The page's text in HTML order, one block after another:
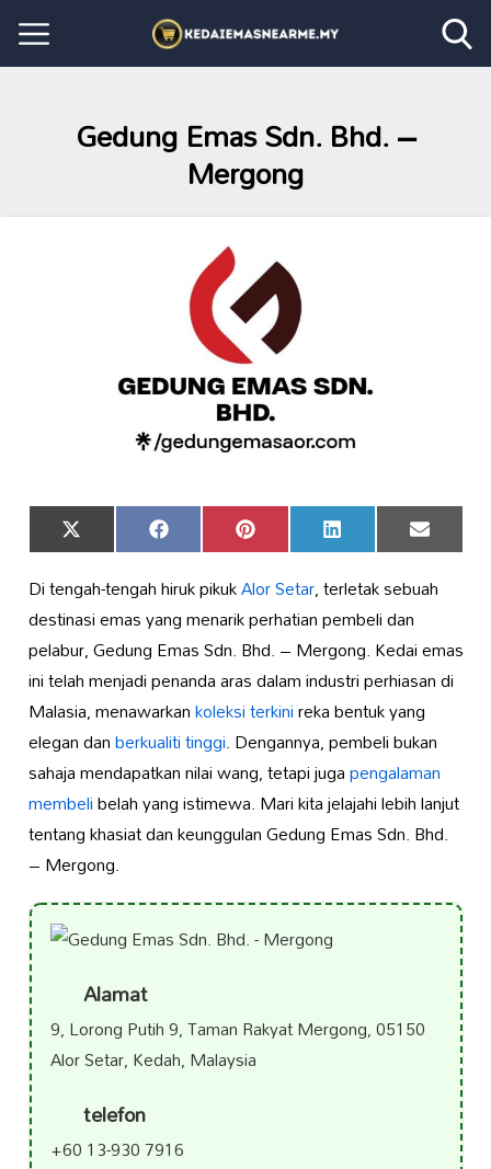
Gedung Emas Sdn. Bhd. –
Mergong
Share
on
X
(Twitter)
Share
on
Facebook Share
on
Pinterest Share
on
LinkedIn Share
on
Email
Di tengah-tengah hiruk pikukAlor Setar, terletak sebuah
destinasi emas yang menarik perhatian pembeli dan
pelabur, Gedung Emas Sdn. Bhd. – Mergong. Kedai emas
ini telah menjadi penanda aras dalam industri perhiasan di
Malasia, menawarkankoleksi terkinireka bentuk yang
elegan danberkualiti tinggi. Dengannya, pembeli bukan
sahaja mendapatkan nilai wang, tetapi jugapengalaman
membelibelah yang istimewa. Mari kita jelajahi lebih lanjut
tentang khasiat dan keunggulan Gedung Emas Sdn. Bhd.
– Mergong.
Alamat
9, Lorong Putih 9, Taman Rakyat Mergong, 05150
Alor Setar, Kedah, Malaysia
telefon
+60 13-930 7916